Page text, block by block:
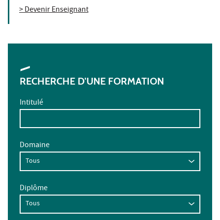
> Devenir Enseignant
RECHERCHE D'UNE FORMATION
Intitulé
Domaine
Diplôme